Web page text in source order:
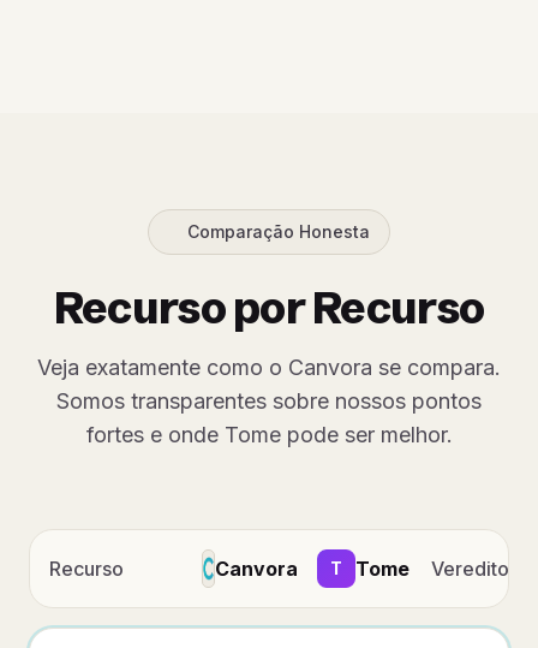
Comparação Honesta
Recurso por Recurso
Veja exatamente como o Canvora se compara.
Somos transparentes sobre nossos pontos
fortes e onde Tome pode ser melhor.
Recurso Canvora T Tome Veredito